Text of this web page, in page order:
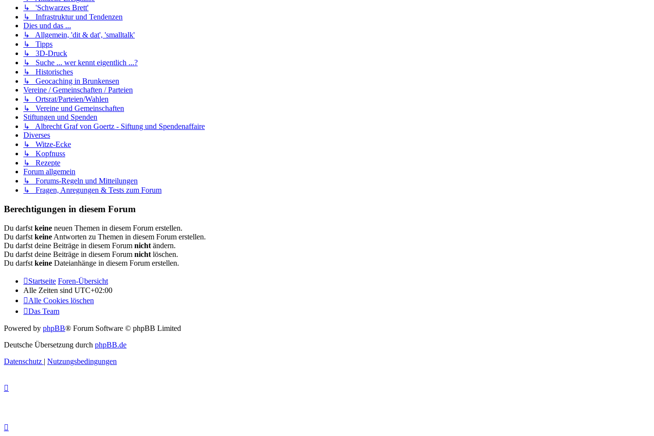
↳ 'Schwarzes Brett'
↳ Infrastruktur und Tendenzen
Dies und das ...
↳ Allgemein, 'dit & dat', 'smalltalk'
↳ Tipps
↳ 3D-Druck
↳ Suche ... wer kennt eigentlich ...?
↳ Historisches
↳ Geocaching in Brunkensen
Vereine / Gemeinschaften / Parteien
↳ Ortsrat/Parteien/Wahlen
↳ Vereine und Gemeinschaften
Stiftungen und Spenden
↳ Albrecht Graf von Goertz - Siftung und Spendenaffaire
Diverses
↳ Witze-Ecke
↳ Kopfnuss
↳ Rezepte
Forum allgemein
↳ Forums-Regeln und Mitteilungen
↳ Fragen, Anregungen & Tests zum Forum
Berechtigungen in diesem Forum
Du darfst keine neuen Themen in diesem Forum erstellen.
Du darfst keine Antworten zu Themen in diesem Forum erstellen.
Du darfst deine Beiträge in diesem Forum nicht ändern.
Du darfst deine Beiträge in diesem Forum nicht löschen.
Du darfst keine Dateianhänge in diesem Forum erstellen.
Startseite Foren-Übersicht
Alle Zeiten sind UTC+02:00
Alle Cookies löschen
Das Team
Powered by phpBB® Forum Software © phpBB Limited
Deutsche Übersetzung durch phpBB.de
Datenschutz | Nutzungsbedingungen